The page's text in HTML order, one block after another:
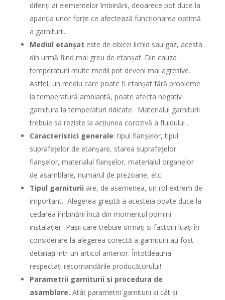
diferiți ai elementelor îmbinării, deoarece pot duce la
apariția unor forțe ce afectează funcționarea optimă
a garniturii.
Mediul etanșat este de obicei lichid sau gaz, acesta
din urmă fiind mai greu de etanșat. Din cauza
temperaturii multe medii pot deveni mai agresive.
Astfel, un mediu care poate fi etanșat fără probleme
la temperatură ambiantă, poate afecta negativ
garnitura la temperaturi ridicate. Materialul garniturii
trebuie sa reziste la acțiunea corozivă a fluidului .
Caracteristici generale: tipul flanșelor, tipul
suprafețelor de etanșare, starea suprafețelor
flanșelor, materialul flanșelor, materialul organelor
de asamblare, numarul de prezoane, etc.
Tipul garniturii are, de asemenea, un rol extrem de
important. Alegerea greșită a acesteia poate duce la
cedarea îmbinării încă din momentul pornirii
instalației. Pașii care trebuie urmați si factorii luați în
considerare la alegerea corectă a garniturii au fost
detaliați intr-un articol anterior. Întotdeauna
respectați recomandările producătorului!
Parametrii garniturii si procedura de
asamblare. Atât parametrii garniturii și cât și